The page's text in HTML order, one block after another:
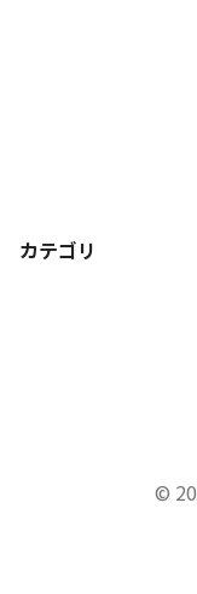
カテゴリ
©